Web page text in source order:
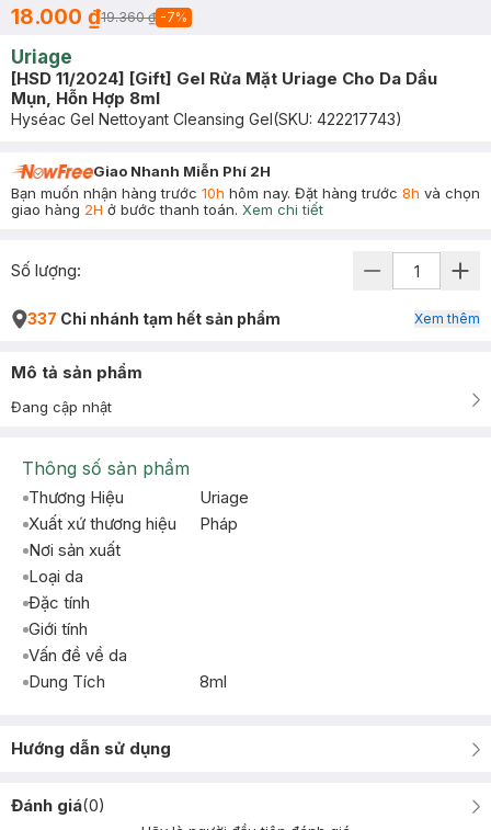
18.000 ₫19.360 ₫ -7%
Uriage
[HSD 11/2024] [Gift] Gel Rửa Mặt Uriage Cho Da Dầu
Mụn, Hỗn Hợp 8ml
Hyséac Gel Nettoyant Cleansing Gel(SKU: 422217743)
Giao Nhanh Miễn Phí 2H
Bạn muốn nhận hàng trước 10h hôm nay. Đặt hàng trước 8h và chọn
giao hàng 2H ở bước thanh toán. Xem chi tiết
Số lượng:
337 Chi nhánh tạm hết sản phẩm Xem thêm
Mô tả sản phẩm
Đang cập nhật
Thông số sản phẩm
Thương Hiệu
Uriage
Xuất xứ thương hiệu
Pháp
Nơi sản xuất
Loại da
Đặc tính
Giới tính
Vấn đề về da
Dung Tích
8ml
Hướng dẫn sử dụng
Đánh giá(0)